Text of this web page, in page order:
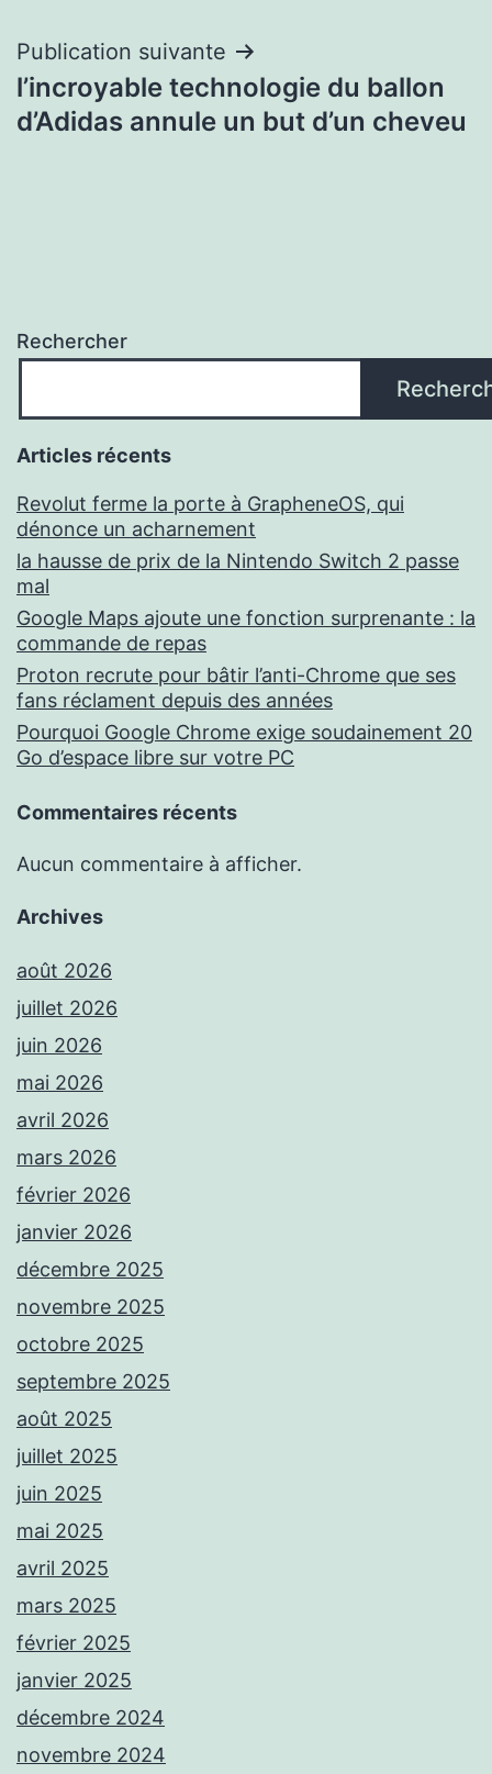
Publication suivante
l’incroyable technologie du ballon
d’Adidas annule un but d’un cheveu
Rechercher
Articles récents
Revolut ferme la porte à GrapheneOS, qui
dénonce un acharnement
la hausse de prix de la Nintendo Switch 2 passe
mal
Google Maps ajoute une fonction surprenante : la
commande de repas
Proton recrute pour bâtir l’anti-Chrome que ses
fans réclament depuis des années
Pourquoi Google Chrome exige soudainement 20
Go d’espace libre sur votre PC
Commentaires récents
Aucun commentaire à afficher.
Archives
août 2026
juillet 2026
juin 2026
mai 2026
avril 2026
mars 2026
février 2026
janvier 2026
décembre 2025
novembre 2025
octobre 2025
septembre 2025
août 2025
juillet 2025
juin 2025
mai 2025
avril 2025
mars 2025
février 2025
janvier 2025
décembre 2024
novembre 2024